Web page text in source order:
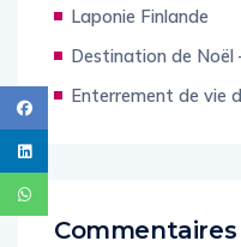
Laponie Finlande
Destination de Noël
Enterrement de vie